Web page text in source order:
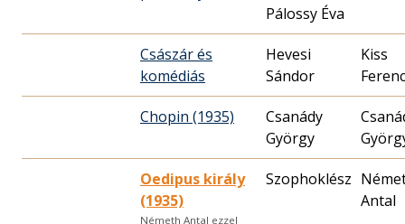
Pálossy Éva
Császár és
komédiás
Hevesi
Sándor
Kiss
Ferenc
Chopin (1935)
Csanády
György
Oedipus király
(1935)
Németh Antal ezzel
Szophoklész
Antal